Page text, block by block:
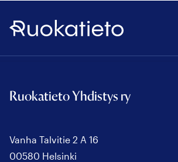
Ruokatieto
Ruokatieto Yhdistys ry
Vanha Talvitie 2 A 16
00580 Helsinki